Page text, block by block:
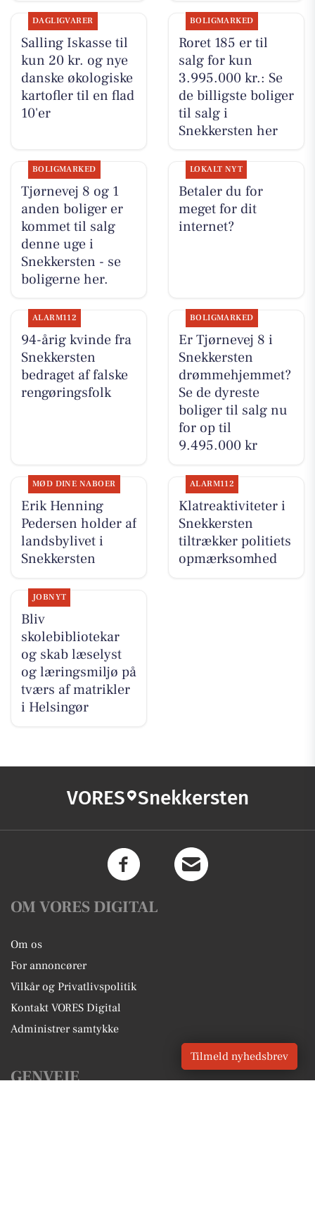
DAGLIGVARER
Salling Iskasse til
kun 20 kr. og nye
danske økologiske
kartofler til en flad
10'er
BOLIGMARKED
Roret 185 er til
salg for kun
3.995.000 kr.: Se
de billigste boliger
til salg i
Snekkersten her
BOLIGMARKED
Tjørnevej 8 og 1
anden boliger er
kommet til salg
denne uge i
Snekkersten - se
boligerne her.
LOKALT NYT
Betaler du for
meget for dit
internet?
ALARM112
94-årig kvinde fra
Snekkersten
bedraget af falske
rengøringsfolk
BOLIGMARKED
Er Tjørnevej 8 i
Snekkersten
drømmehjemmet?
Se de dyreste
boliger til salg nu
for op til
9.495.000 kr
MØD DINE NABOER
Erik Henning
Pedersen holder af
landsbylivet i
Snekkersten
ALARM112
Klatreaktiviteter i
Snekkersten
tiltrækker politiets
opmærksomhed
JOBNYT
Bliv
skolebibliotekar
og skab læselyst
og læringsmiljø på
tværs af matrikler
i Helsingør
VORES Snekkersten
OM VORES DIGITAL
Om os
For annoncører
Vilkår og Privatlivspolitik
Kontakt VORES Digital
Administrer samtykke
GENVEJE
Tilmeld nyhedsbrev